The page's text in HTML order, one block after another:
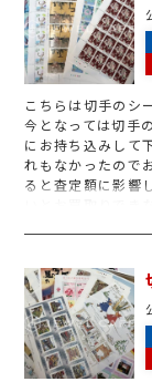
こちらは切手のシ
今となっては切手
にお持ち込みして
れもなかったので
ると査定額に影響